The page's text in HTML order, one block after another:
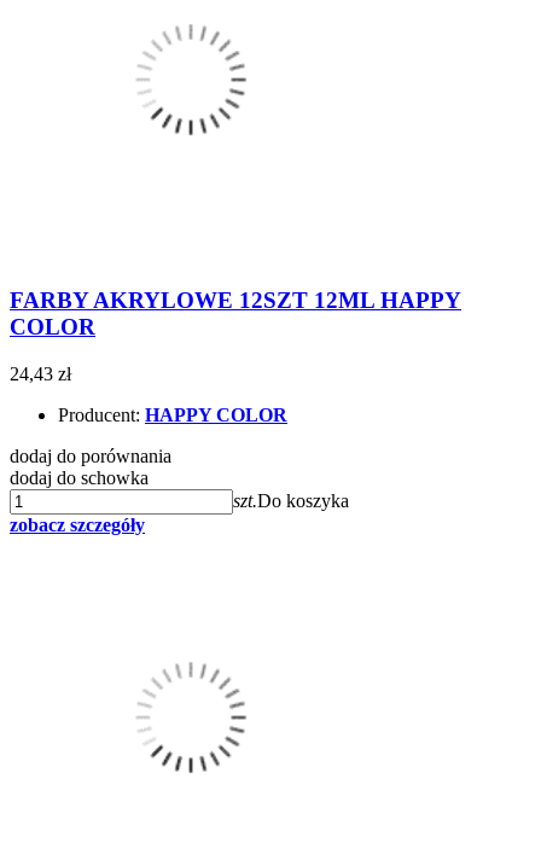
FARBY AKRYLOWE 12SZT 12ML HAPPY
COLOR
24,43 zł
Producent: HAPPY COLOR
dodaj do porównania
dodaj do schowka
szt.Do koszyka
zobacz szczegóły